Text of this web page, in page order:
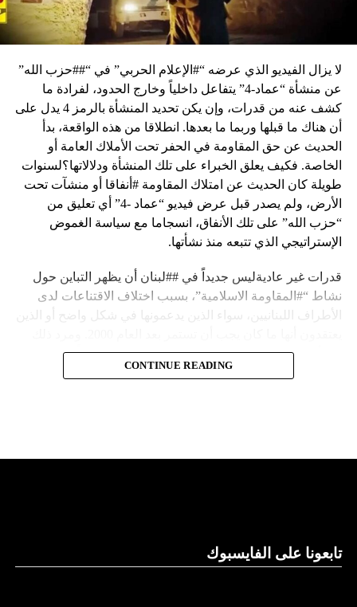
لا يزال الفيديو الذي عرضه “#الإعلام الحربي” في “##حزب الله”
عن منشأة “عماد-4” يتفاعل داخلياً وخارج الحدود، لفرادة ما
كشف عنه من قدرات، وإن يكن تحديد المنشأة بالرمز 4 يدل على
أن هناك ما قبلها وربما ما بعدها. انطلاقا من هذه الواقعة، بدأ
الحديث عن حق المقاومة في الحفر تحت الأملاك العامة أو
الخاصة. فكيف يعلق الخبراء على تلك المنشأة ودلالاتها؟لسنوات
طويلة كان الحديث عن امتلاك المقاومة #أنفاقا أو منشآت تحت
الأرض، ولم يصدر قبل عرض فيديو “عماد -4” أي تعليق من
“حزب الله” على تلك الأنفاق، انسجاما مع سياسة الغموض
الإستراتيجي الذي تتبعه منذ نشأتها.
قدرات غير عاديةليس جديداً في ##لبنان أن يظهر التباين حول
نشاط “#المقاومة الاسلامية”، بسبب اختلاف الاقتناعات لدى
الأطراف اللبنانيين، سواء الذين يدعمونها في شكل واضح أو الذين
إلى أن المقاومة ضد الاحتلال الإسرائيلي لم تكن يوماً محط
إجماع داخلي، وإن كانت القوى اللبنانية المؤمنة بالصراع ضد
النهار
CONTINUE READING
تابعونا على الفايسبوك